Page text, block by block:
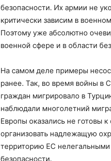
безопасности. Их армии не
критически зависим в
Поэтому уже абсолютно
военной сфере и в области
На самом деле примеры
ранее. Так, во время войны в
граждан мигрировало в
наблюдали многолетний
Европы оказались не готовы
организовать надлежащую
территорию ЕС
безопасности.